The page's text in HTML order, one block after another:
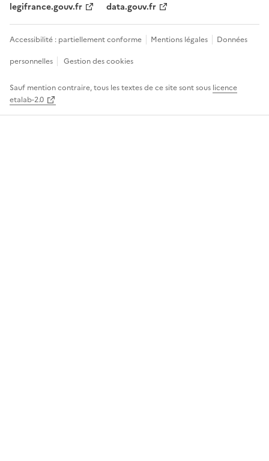
legifrance.gouv.fr
data.gouv.fr
Accessibilité : partiellement conforme Mentions légales
Données
personnelles
Gestion des cookies
Sauf mention contraire, tous les textes de ce site sont sous licence
etalab-2.0